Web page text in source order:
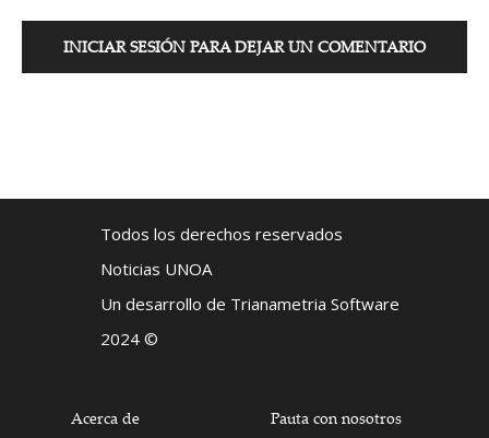
INICIAR SESIÓN PARA DEJAR UN COMENTARIO
Todos los derechos reservados
Noticias UNOA
Un desarrollo de Trianametria Software
2024 ©
Acerca de Pauta con nosotros